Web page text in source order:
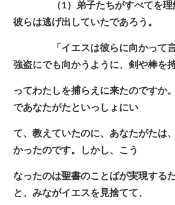
（1）弟子たちがすべてを理解
彼らは逃げ出していたであろう。
「イエスは彼らに向かって言
強盗にでも向かうように、剣や棒を
ってわたしを捕らえに来たのですか
であなたがたといっしょにい
て、教えていたのに、あなたがたは
かったのです。しかし、こう
なったのは聖書のことばが実現する
と、みながイエスを見捨てて、